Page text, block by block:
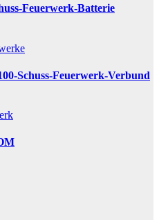
Feuerwerk-Batterie
Schuss-Feuerwerk-Verbund